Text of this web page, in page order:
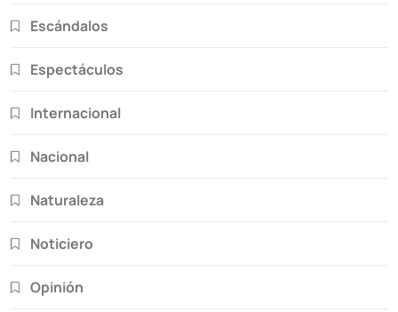
Escándalos
Espectáculos
Internacional
Nacional
Naturaleza
Noticiero
Opinión